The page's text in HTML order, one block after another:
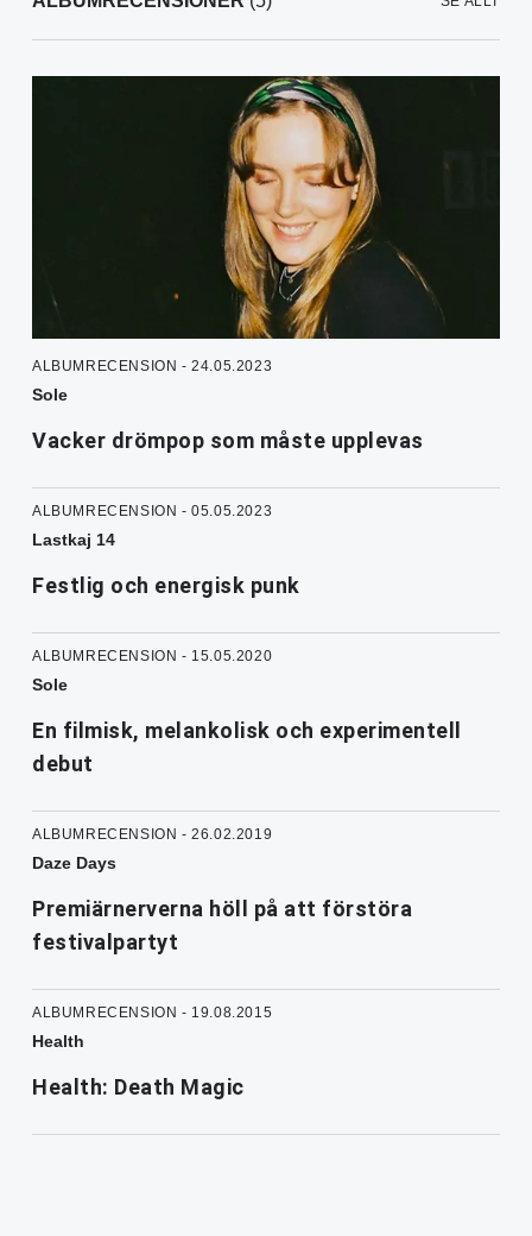
ALBUMRECENSION - 24.05.2023
Sole
Vacker drömpop som måste upplevas
ALBUMRECENSION - 05.05.2023
Lastkaj 14
Festlig och energisk punk
ALBUMRECENSION - 15.05.2020
Sole
En filmisk, melankolisk och experimentell
debut
ALBUMRECENSION - 26.02.2019
Daze Days
Premiärnerverna höll på att förstöra
festivalpartyt
ALBUMRECENSION - 19.08.2015
Health
Health: Death Magic